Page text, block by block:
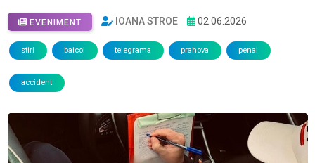
EVENIMENT IOANA STROE 02.06.2026
stiri baicoi telegrama prahova penal
accident